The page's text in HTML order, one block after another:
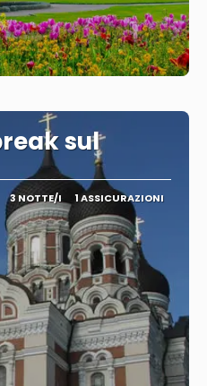
sul
3 NOTTE/I 1 ASSICURAZIONI